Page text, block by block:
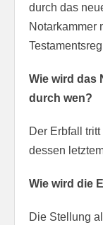
durch das
Notarkammer
Wie wird das
durch wen?
Der Erbfall
dessen
Wie wird die
Die Stellung